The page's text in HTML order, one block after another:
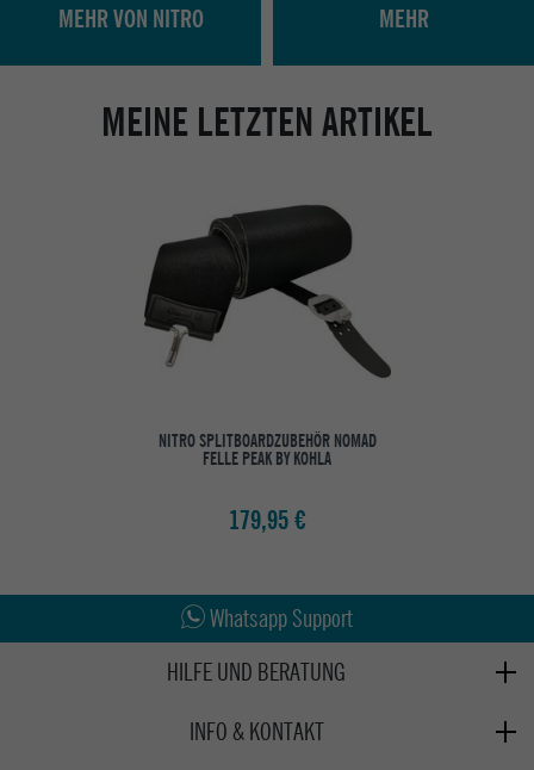
MEHR VON NITRO MEHR
MEINE LETZTEN ARTIKEL
NITRO SPLITBOARDZUBEHÖR NOMAD
FELLE PEAK BY KOHLA
179,95 €
Whatsapp Support
HILFE UND BERATUNG
INFO & KONTAKT